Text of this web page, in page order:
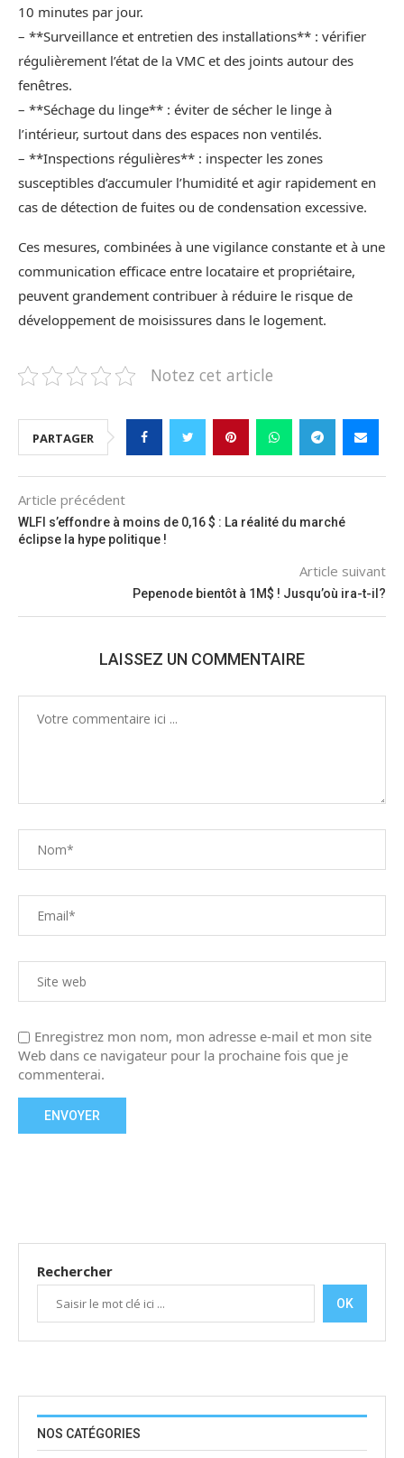
10 minutes par jour.
– **Surveillance et entretien des installations** : vérifier
régulièrement l’état de la VMC et des joints autour des
fenêtres.
– **Séchage du linge** : éviter de sécher le linge à
l’intérieur, surtout dans des espaces non ventilés.
– **Inspections régulières** : inspecter les zones
susceptibles d’accumuler l’humidité et agir rapidement en
cas de détection de fuites ou de condensation excessive.
Ces mesures, combinées à une vigilance constante et à une
communication efficace entre locataire et propriétaire,
peuvent grandement contribuer à réduire le risque de
développement de moisissures dans le logement.
Notez cet article
PARTAGER
Article précédent
WLFI s’effondre à moins de 0,16 $ : La réalité du marché
éclipse la hype politique !
Article suivant
Pepenode bientôt à 1M$ ! Jusqu’où ira-t-il?
LAISSEZ UN COMMENTAIRE
Enregistrez mon nom, mon adresse e-mail et mon site
Web dans ce navigateur pour la prochaine fois que je
commenterai.
Rechercher
OK
NOS CATÉGORIES